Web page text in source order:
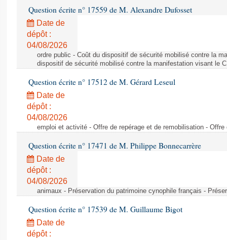
Question écrite n° 17559 de M. Alexandre Dufosset
Date de
dépôt :
04/08/2026
ordre public - Coût du dispositif de sécurité mobilisé contre la
dispositif de sécurité mobilisé contre la manifestation visant le
Question écrite n° 17512 de M. Gérard Leseul
Date de
dépôt :
04/08/2026
emploi et activité - Offre de repérage et de remobilisation -
Question écrite n° 17471 de M. Philippe Bonnecarrère
Date de
dépôt :
04/08/2026
animaux - Préservation du patrimoine cynophile français -
Question écrite n° 17539 de M. Guillaume Bigot
Date de
dépôt :